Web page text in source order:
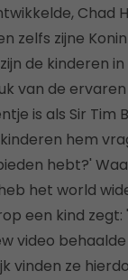
Chad
zelfs zijne
de kinderen
van de
is als Sir Tim
hem
hebt?'
het world
een kind
video
vinden ze